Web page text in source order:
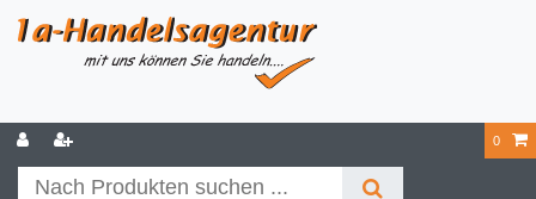
0